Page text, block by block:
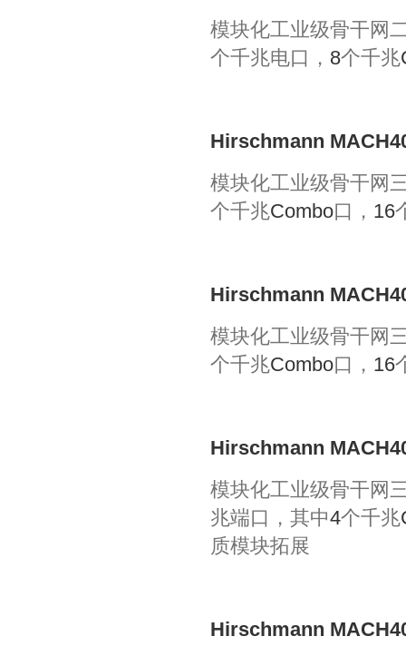
模块化工业级骨干网
个千兆电口， 8个千兆
Hirschmann
模块化工业级骨干网
个千兆Combo口， 16
Hirschmann
模块化工业级骨干网
个千兆Combo口， 16
Hirschmann
模块化工业级骨干网
兆端口，其中4个千兆
质模块拓展
Hirschmann